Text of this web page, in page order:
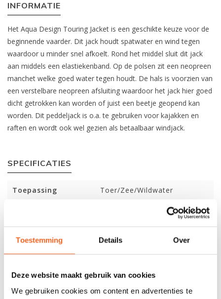
Toestemming Details Over
Deze website maakt gebruik van cookies
We gebruiken cookies om content en advertenties te
INFORMATIE
Het Aqua Design Touring Jacket is een geschikte keuze voor de
beginnende vaarder. Dit jack houdt spatwater en wind tegen
waardoor u minder snel afkoelt. Rond het middel sluit dit jack
aan middels een elastiekenband. Op de polsen zit een neopreen
manchet welke goed water tegen houdt. De hals is voorzien van
een verstelbare neopreen afsluiting waardoor het jack hier goed
dicht getrokken kan worden of juist een beetje geopend kan
worden. Dit peddeljack is o.a. te gebruiken voor kajakken en
raften en wordt ook wel gezien als betaalbaar windjack.
SPECIFICATIES
Toepassing Toer/Zee/Wildwater
Gewicht 310 gr. (L)
Capuchon Nee